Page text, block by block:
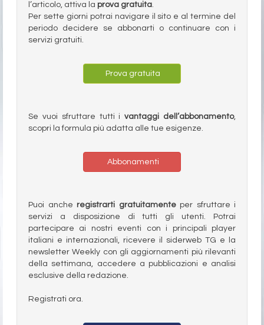
l’articolo, attiva la prova gratuita.
Per sette giorni potrai navigare il sito e al termine del
periodo decidere se abbonarti o continuare con i
servizi gratuiti.
Prova gratuita
Se vuoi sfruttare tutti ivantaggi dell’abbonamento,
scopri la formula più adatta alle tue esigenze.
Abbonamenti
Puoi anche registrarti gratuitamenteper sfruttare i
servizi a disposizione di tutti gli utenti. Potrai
partecipare ai nostri eventi con i principali player
italiani e internazionali, ricevere il siderweb TG e la
newsletter Weekly con gli aggiornamenti più rilevanti
della settimana, accedere a pubblicazioni e analisi
esclusive della redazione.
Registrati ora.